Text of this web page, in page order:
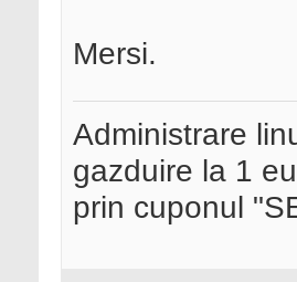
Mersi.
Administrare
gazduire la 1
prin cuponul